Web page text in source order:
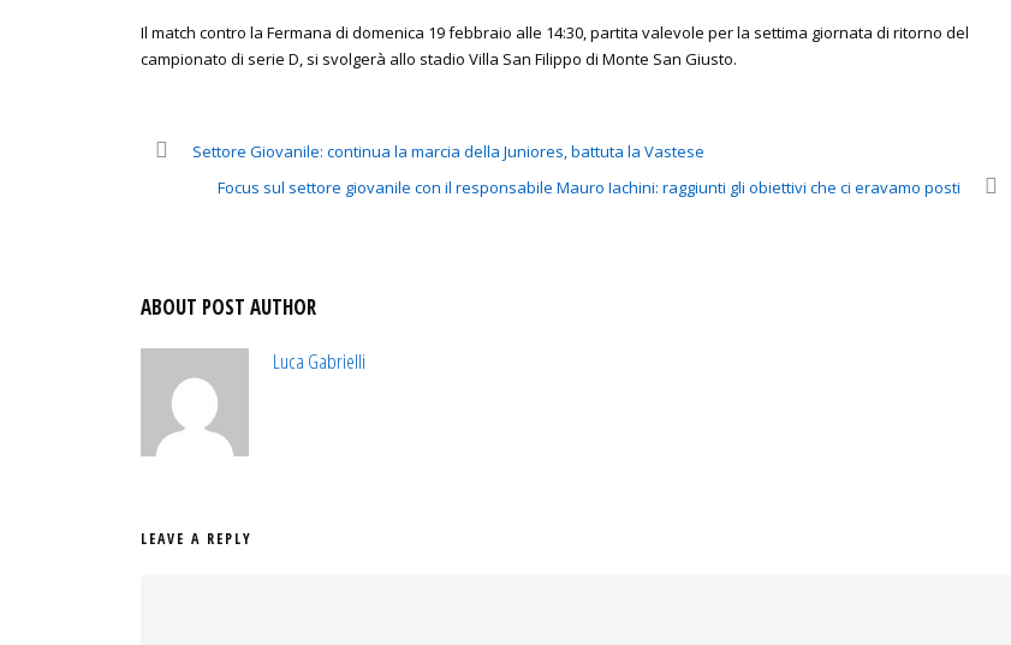
Il match contro la Fermana di domenica 19 febbraio alle 14:30, partita valevole per la settima giornata di ritorno del
campionato di serie D, si svolgerà allo stadio Villa San Filippo di Monte San Giusto.
Settore Giovanile: continua la marcia della Juniores, battuta la Vastese
Focus sul settore giovanile con il responsabile Mauro Iachini: raggiunti gli obiettivi che ci eravamo posti
ABOUT POST AUTHOR
Luca Gabrielli
LEAVE A REPLY